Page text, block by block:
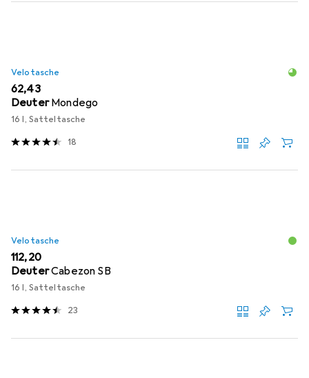
Velotasche
EUR
62,43
Deuter Mondego
16 l, Satteltasche
18
Velotasche
EUR
112,20
DeuterCabezon SB
16 l, Satteltasche
23